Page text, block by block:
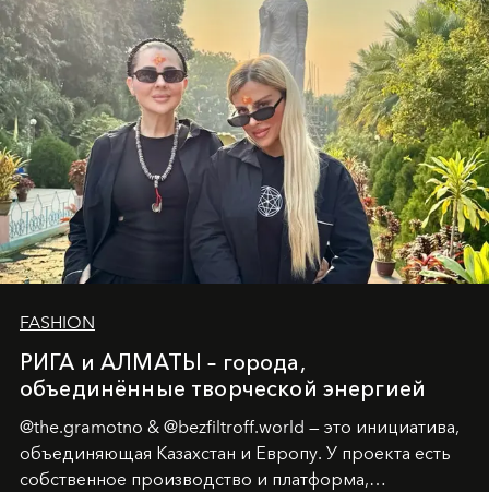
человеческих кризисов в возможности для
возрождения.
FASHION
РИГА и АЛМАТЫ – города,
объединённые творческой энергией
@the.gramotno & @bezfiltroff.world — это инициатива,
объединяющая Казахстан и Европу. У проекта есть
собственное производство и платформа,